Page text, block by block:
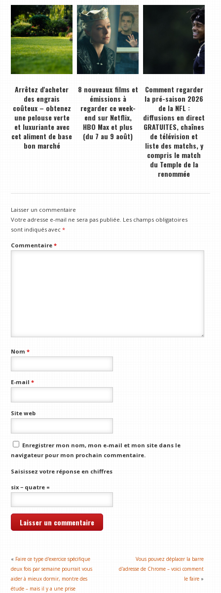
Arrêtez d'acheter
des engrais
coûteux – obtenez
une pelouse verte
et luxuriante avec
cet aliment de base
bon marché
8 nouveaux films et
émissions à
regarder ce week-
end sur Netflix,
HBO Max et plus
(du 7 au 9 août)
Comment regarder
la pré-saison 2026
de la NFL :
diffusions en direct
GRATUITES, chaînes
de télévision et
liste des matchs, y
compris le match
du Temple de la
renommée
Laisser un commentaire
Votre adresse e-mail ne sera pas publiée. Les champs obligatoires
sont indiqués avec*
Commentaire*
Nom*
E-mail*
Site web
Enregistrer mon nom, mon e-mail et mon site dans le
navigateur pour mon prochain commentaire.
Saisissez votre réponse en chiffres
six − quatre =
« Faire ce type d'exercice spécifique
deux fois par semaine pourrait vous
aider à mieux dormir, montre des
étude – mais il y a une prise
Vous pouvez déplacer la barre
d'adresse de Chrome – voici comment
le faire »